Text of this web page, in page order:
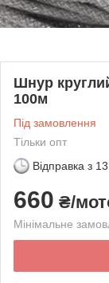
Шнур
100м
Під замовлення
Тільки опт
Відправка з
660 ₴/
Мінімальне